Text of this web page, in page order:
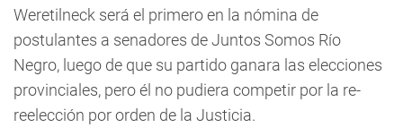
Weretilneck será el primero en la nómina de
postulantes a senadores de Juntos Somos Río
Negro, luego de que su partido ganara las elecciones
provinciales, pero él no pudiera competir por la re-
reelección por orden de la Justicia.